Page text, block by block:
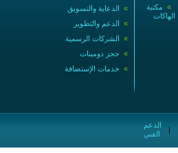
» الدعاية والتسويق
» الدعم والتطوير
» الشركات الرسمية
» حجز دومينات
» خدمات الإستضافة
» مكتبة
الهاكات
الفني
|